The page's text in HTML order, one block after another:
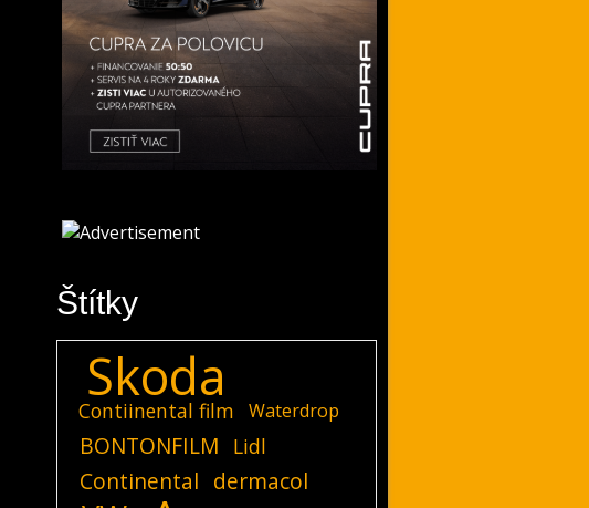
Štítky
Skoda
Contiinental film Waterdrop
BONTONFILM Lidl
Continental dermacol